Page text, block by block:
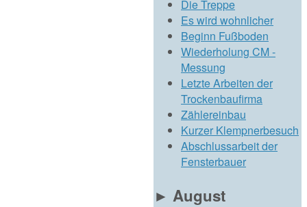
Die Treppe
Es wird wohnlicher
Beginn Fußboden
Wiederholung CM -
Messung
Letzte Arbeiten der
Trockenbaufirma
Zählereinbau
Kurzer Klempnerbesuch
Abschlussarbeit der
Fensterbauer
► August